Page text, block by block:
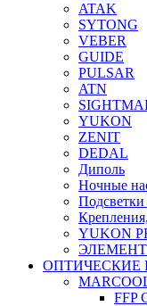
ATAK
SYTONG
VEBER
GUIDE
PULSAR
ATN
YUKON
ZENIT
DEDAL
Диполь
Ночные
YUKON
ОПТИЧЕСКИЕ
FFP